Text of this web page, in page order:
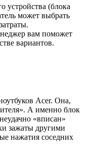
устройства (блока
может выбрать
вам поможет
вариантов.
Acer. Она,
А именно блок
«вписан»
зажаты другими
нажатия соседних